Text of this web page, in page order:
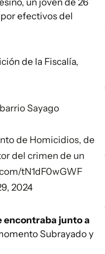
efectivos del
de la Fiscalía,
Sayago
de Homicidios, de
del crimen de un
tN1dF0wGWF
2024
encontraba junto a
Subrayado y